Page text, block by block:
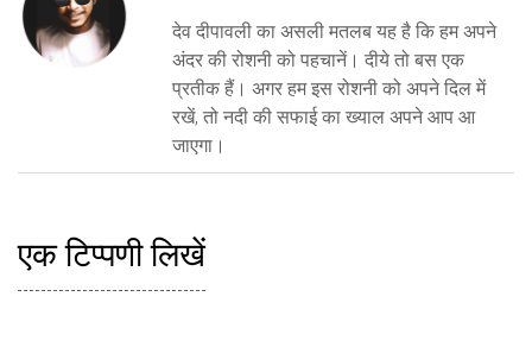
देव दीपावली का असली मतलब यह है कि हम अपने
अंदर की रोशनी को पहचानें। दीये तो बस एक
प्रतीक हैं। अगर हम इस रोशनी को अपने दिल में
रखें, तो नदी की सफाई का ख्याल अपने आप आ
जाएगा।
एक टिप्पणी लिखें